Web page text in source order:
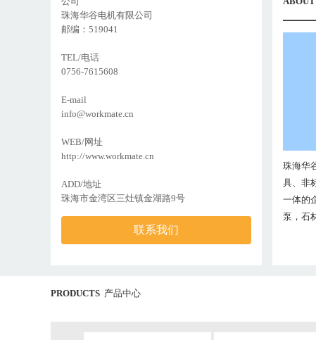
珠海华谷电机有限公司
邮编：519041
TEL/电话
0756-7615608
E-mail
info@workmate.cn
WEB/网址
http://www.workmate.cn
ADD/地址
珠海市金湾区三灶镇金湖路9号
联系我们
珠海华
具、非
一体的
泵，石
PRODUCTS 产品中心